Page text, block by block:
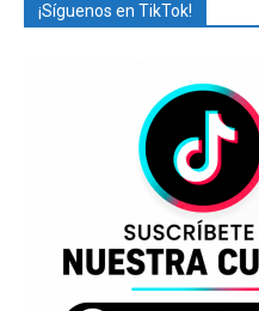
¡Síguenos en TikTok!